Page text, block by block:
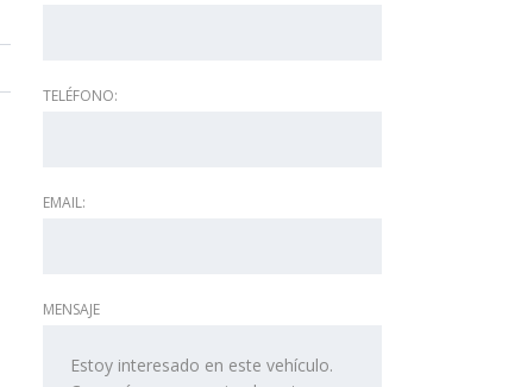
TELÉFONO:
EMAIL:
MENSAJE